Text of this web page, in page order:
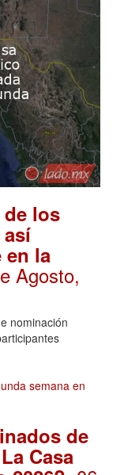
de los
así
en la
Agosto,
nominación
de
Casa